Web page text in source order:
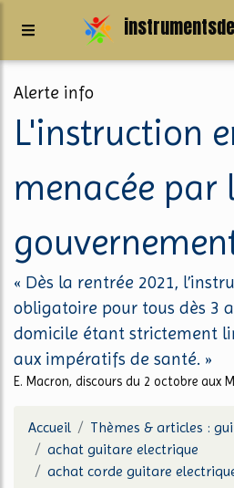
Alerte info
L'instruction
menacée par
« Dès la rentrée 2021,
obligatoire pour tous dès 3
domicile étant strictement
aux impératifs de santé. »
E. Macron, discours du 2 octobre aux
Accueil
Thèmes & articles :
achat guitare electrique
achat corde guitare